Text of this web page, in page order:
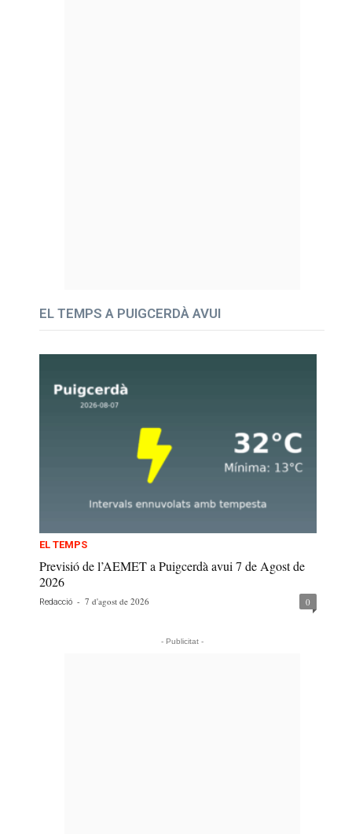
EL TEMPS A PUIGCERDÀ AVUI
EL TEMPS
Previsió de l’AEMET a Puigcerdà avui 7 de Agost de
2026
Redacció - 7 d'agost de 2026 0
- Publicitat -